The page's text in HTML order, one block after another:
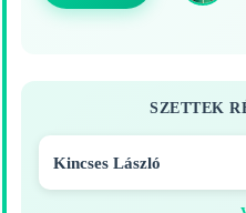
SZETTEK
Kincses László